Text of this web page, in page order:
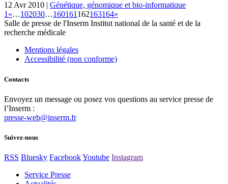
12 Avr 2010 | Génétique, génomique et bio-informatique
1 «…102030…160161 162163164»
Salle de presse de l'Inserm Institut national de la santé et de la
recherche médicale
Mentions légales
Accessibilité (non conforme)
Contacts
Envoyez un message ou posez vos questions au service presse de
l’Inserm :
presse-web@inserm.fr
Suivez-nous
RSS Bluesky FacebookYoutube Instagram
Service Presse